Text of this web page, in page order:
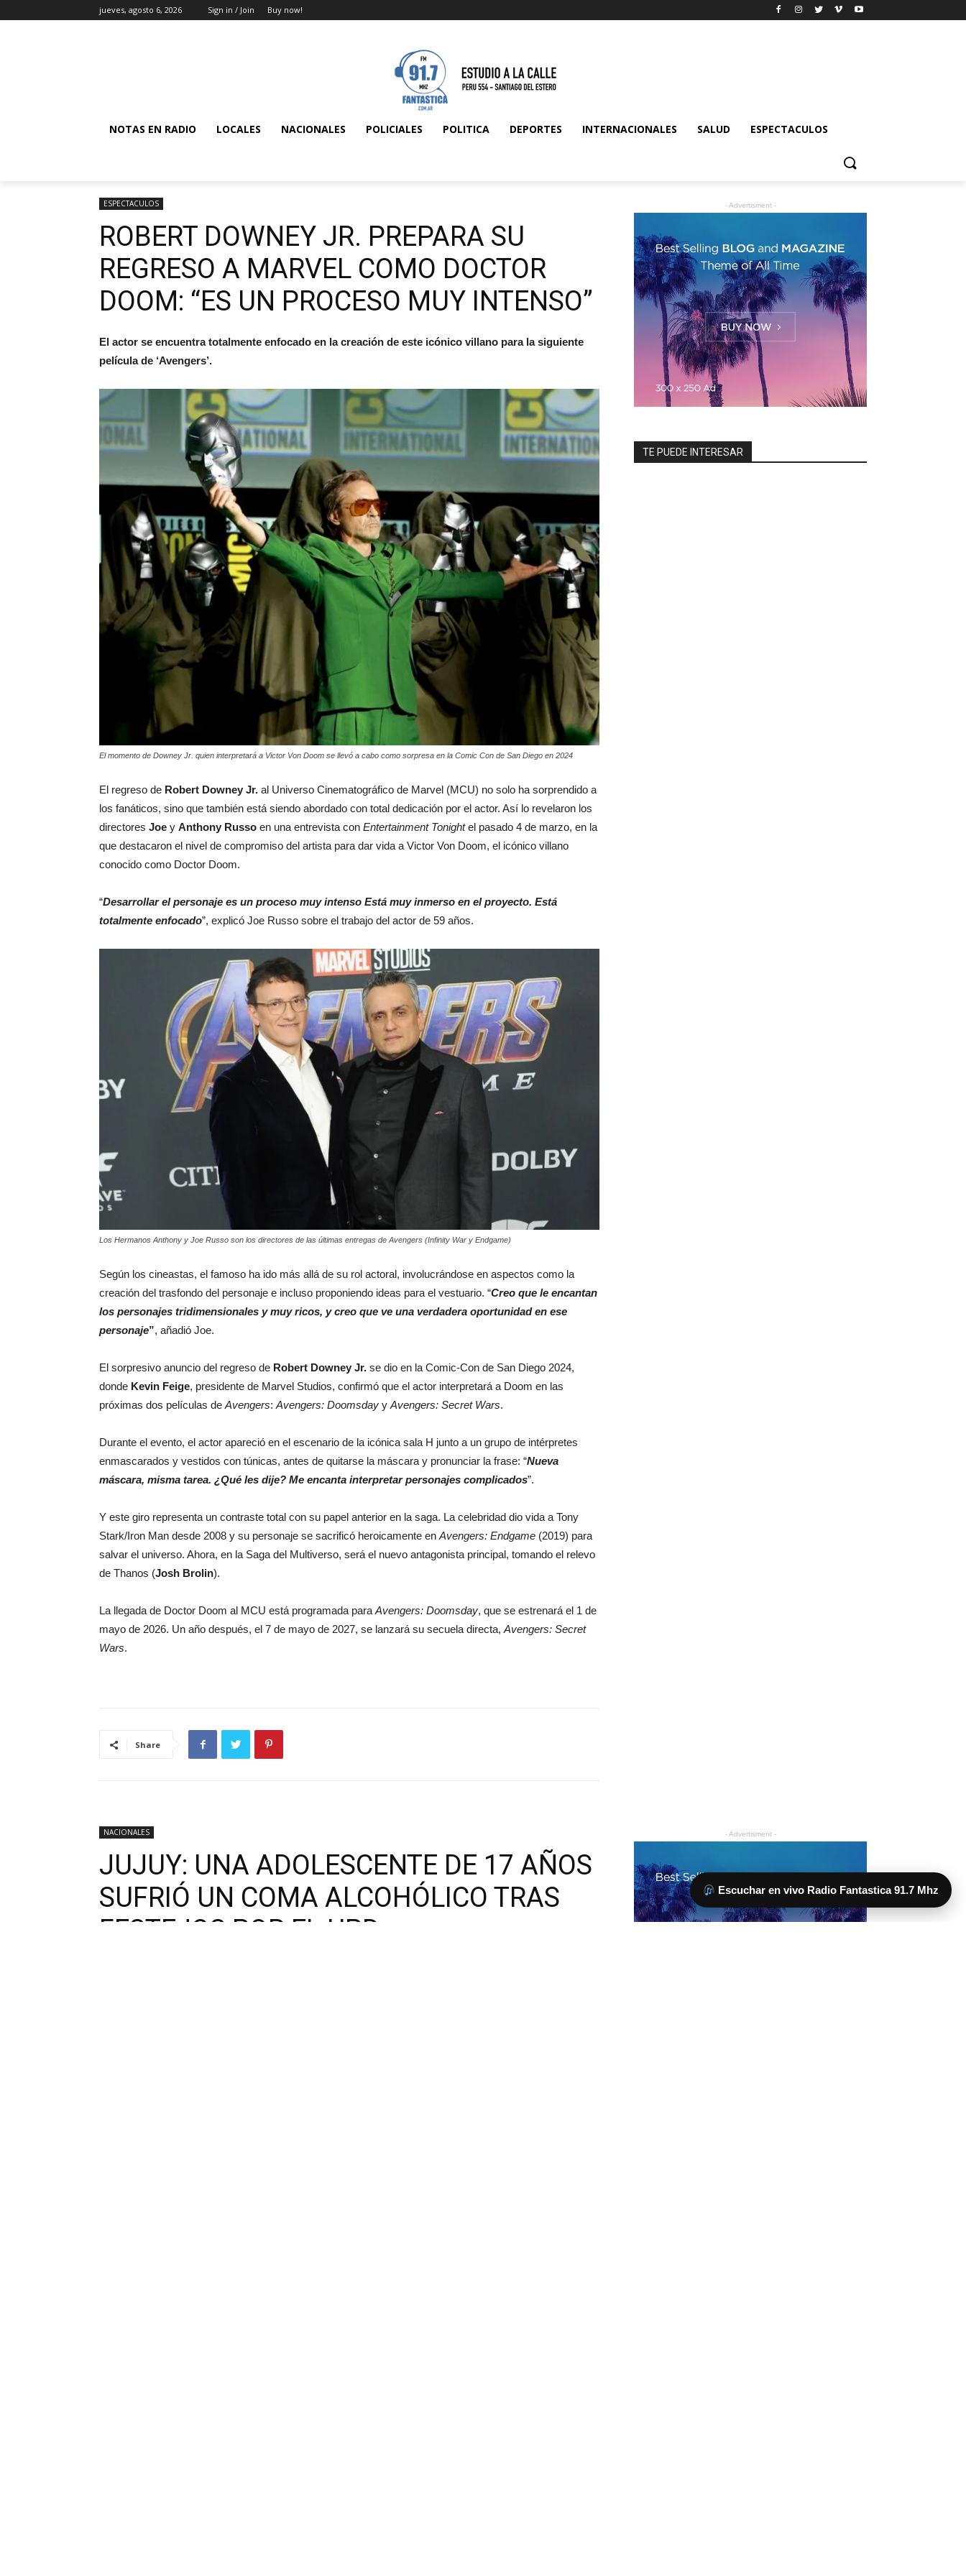
Escuchar en vivo Radio Fantastica 91.7 Mhz
jueves, agosto 6, 2026 Sign in / Join Buy now!
NOTAS EN RADIO LOCALES NACIONALES POLICIALES POLITICA DEPORTES INTERNACIONALES SALUD ESPECTACULOS
ESPECTACULOS
ROBERT DOWNEY JR. PREPARA SU
REGRESO A MARVEL COMO DOCTOR
DOOM: “ES UN PROCESO MUY INTENSO”
El actor se encuentra totalmente enfocado en la creación de este icónico villano para la siguiente
película de ‘Avengers’.
El momento de Downey Jr. quien interpretará a Victor Von Doom se llevó a cabo como sorpresa en la Comic Con de San Diego en 2024
El regreso de Robert Downey Jr. al Universo Cinematográfico de Marvel (MCU) no solo ha sorprendido a
los fanáticos, sino que también está siendo abordado con total dedicación por el actor. Así lo revelaron los
directores Joe y Anthony Russo en una entrevista con Entertainment Tonightel pasado 4 de marzo, en la
que destacaron el nivel de compromiso del artista para dar vida a Victor Von Doom, el icónico villano
conocido como Doctor Doom.
“Desarrollar el personaje es un proceso muy intenso Está muy inmerso en el proyecto. Está
totalmente enfocado”, explicó Joe Russo sobre el trabajo del actor de 59 años.
Los Hermanos Anthony y Joe Russo son los directores de las últimas entregas de Avengers (Infinity War y Endgame)
Según los cineastas, el famoso ha ido más allá de su rol actoral, involucrándose en aspectos como la
creación del trasfondo del personaje e incluso proponiendo ideas para el vestuario. “Creo que le encantan
los personajes tridimensionales y muy ricos, y creo que ve una verdadera oportunidad en ese
personaje”, añadió Joe.
El sorpresivo anuncio del regreso de Robert Downey Jr. se dio en la Comic-Con de San Diego 2024,
donde Kevin Feige, presidente de Marvel Studios, confirmó que el actor interpretará a Doom en las
próximas dos películas de Avengers: Avengers: Doomsday y Avengers: Secret Wars.
Durante el evento, el actor apareció en el escenario de la icónica sala H junto a un grupo de intérpretes
enmascarados y vestidos con túnicas, antes de quitarse la máscara y pronunciar la frase: “Nueva
máscara, misma tarea. ¿Qué les dije? Me encanta interpretar personajes complicados”.
Y este giro representa un contraste total con su papel anterior en la saga. La celebridad dio vida a Tony
Stark/Iron Man desde 2008 y su personaje se sacrificó heroicamente en Avengers: Endgame (2019) para
salvar el universo. Ahora, en la Saga del Multiverso, será el nuevo antagonista principal, tomando el relevo
de Thanos (Josh Brolin).
La llegada de Doctor Doom al MCU está programada para Avengers: Doomsday, que se estrenará el 1 de
mayo de 2026. Un año después, el 7 de mayo de 2027, se lanzará su secuela directa, Avengers: Secret
Wars.
Share
- Advertisment -
TE PUEDE INTERESAR